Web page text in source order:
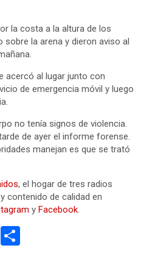
la costa a la altura de los
sobre la arena y dieron aviso al
acercó al lugar junto con
de emergencia móvil y luego
no tenía signos de violencia.
de ayer el informe forense.
manejan es que se trató
, el hogar de tres radios
contenido de calidad en
y Facebook
Li